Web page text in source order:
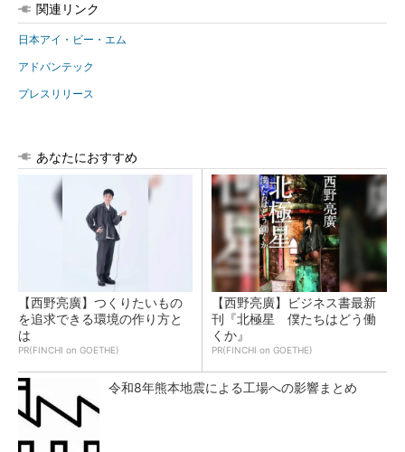
関連リンク
日本アイ・ビー・エム
アドバンテック
プレスリリース
あなたにおすすめ
【西野亮廣】つくりたいもの
を追求できる環境の作り方と
は
PR(FINCHI on GOETHE)
【西野亮廣】ビジネス書最新
刊『北極星 僕たちはどう働
くか』
PR(FINCHI on GOETHE)
令和8年熊本地震による工場への影響まとめ